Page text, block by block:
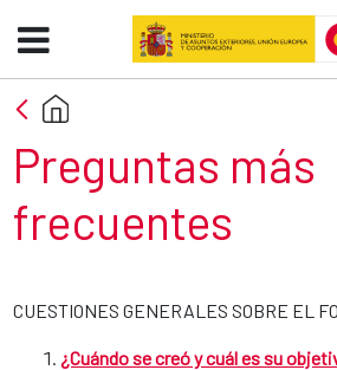
Skip to Main Content
FAQ - AECID -FCAS
Section title
​Preguntas más
frecuentes
CUESTIONES GENERALES SOBRE EL
¿Cuándo se creó y cuál es su